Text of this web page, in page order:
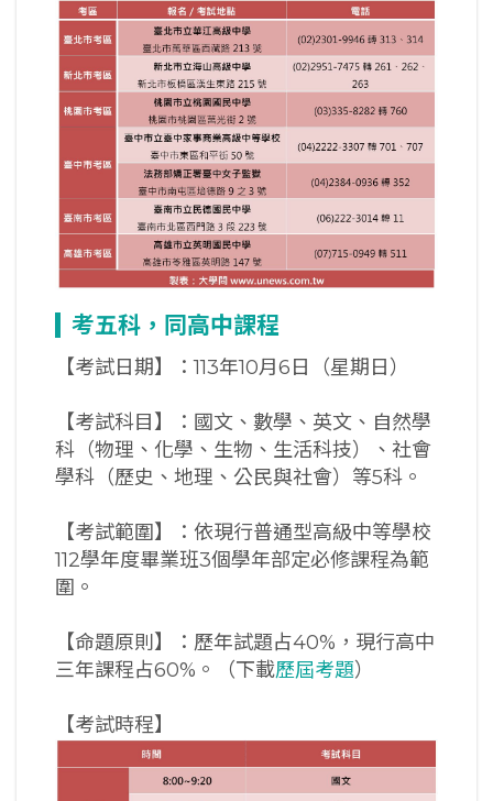
考五科，同高中課程
【考試日期】：113年10月6日（星期日）
【考試科目】：國文、數學、英文、自然學
科（物理、化學、生物、生活科技）、社會
學科（歷史、地理、公民與社會）等5科。
【考試範圍】：依現行普通型高級中等學校
112學年度畢業班3個學年部定必修課程為範
圍。
【命題原則】：歷年試題占40%，現行高中
三年課程占60%。（下載歷屆考題）
【考試時程】